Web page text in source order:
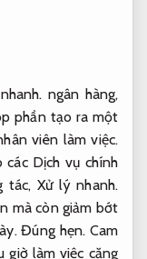
ngân hàng,
phần tạo ra một
viên làm việc.
các Dịch vụ chính
tác, Xử lý nhanh.
mà còn giảm bớt
Đúng hẹn. Cam
giờ làm việc căng